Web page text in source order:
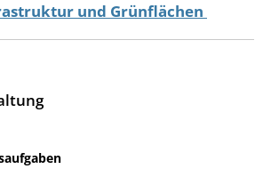
und Grünflächen